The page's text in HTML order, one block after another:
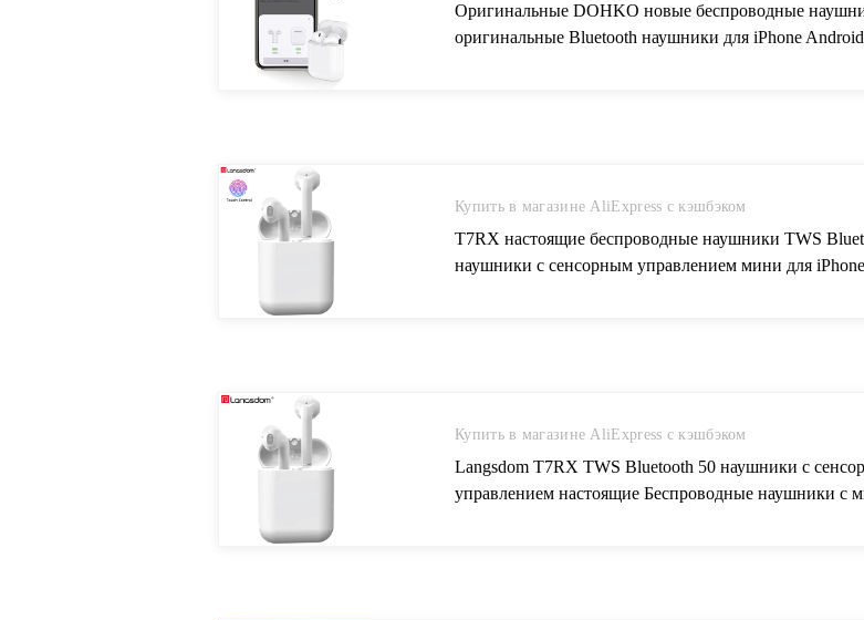
Оригинальные DOHKO новые беспроводные
оригинальные Bluetooth наушники для iPhone
Купить в магазине AliExpress с кэшбэком
T7RX настоящие беспроводные наушники TWS
наушники с сенсорным управлением мини для
Купить в магазине AliExpress с кэшбэком
Langsdom T7RX TWS Bluetooth 50 наушники с
управлением настоящие Беспроводные наушники с